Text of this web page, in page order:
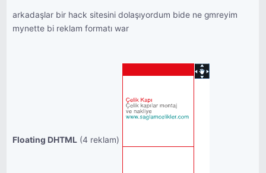
arkadaşlar bir hack sitesini dolaşıyordum bide ne gmreyim
mynette bi reklam formatı war
Floating DHTML (4 reklam)